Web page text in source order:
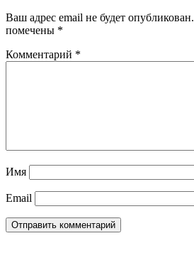
Ваш адрес email не будет опубликован.
помечены *
Комментарий *
Имя
Email